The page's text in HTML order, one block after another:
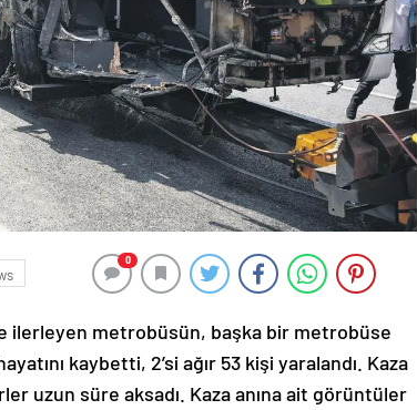
0
ilerleyen metrobüsün, başka bir metrobüse
kaybetti, 2’si ağır 53 kişi yaralandı. Kaza
uzun süre aksadı. Kaza anına ait görüntüler